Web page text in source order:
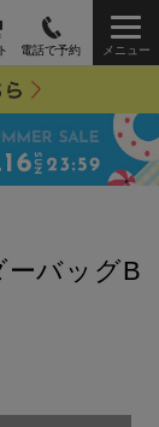
電話で予約 メニュー
ーバッグB